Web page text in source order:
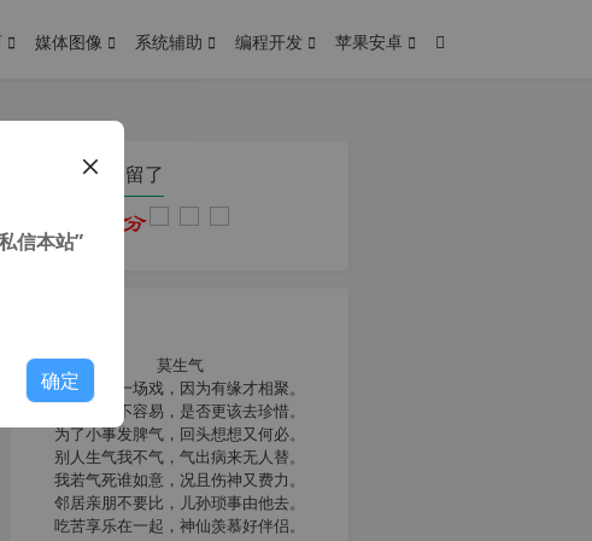
媒体图像 系统辅助 编程开发 苹果安卓
您在本页停留了
莫生气
人生就像一场戏，因为有缘才相聚。
相扶到老不容易，是否更该去珍惜。
为了小事发脾气，回头想想又何必。
别人生气我不气，气出病来无人替。
我若气死谁如意，况且伤神又费力。
邻居亲朋不要比，儿孙琐事由他去。
吃苦享乐在一起，神仙羡慕好伴侣。
信本站”
确定